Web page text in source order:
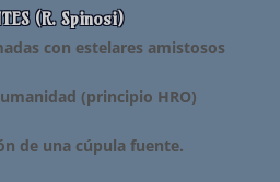
(R. Spinosi)
con estelares amistosos
umanidad (principio HRO)
de una cúpula fuente.